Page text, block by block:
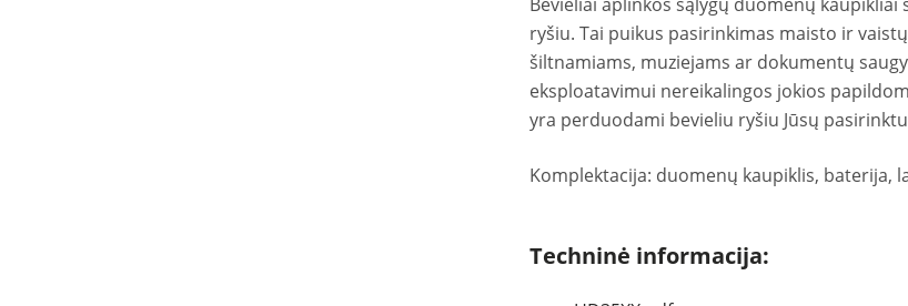
ryšiu. Tai puikus pasirinkimas maisto ir
šiltnamiams, muziejams ar dokumentų
eksploatavimui nereikalingos jokios
yra perduodami bevieliu ryšiu Jūsų
Komplektacija: duomenų kaupiklis, baterija,
Techninė informacija: